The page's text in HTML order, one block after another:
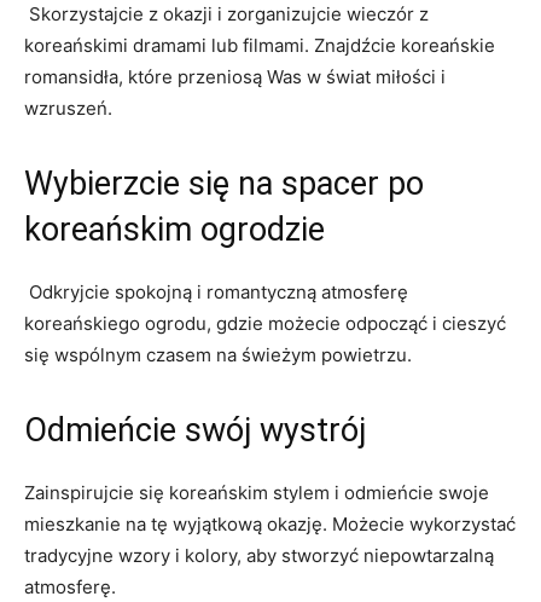
​ Skorzystajcie z okazji i zorganizujcie wieczór z
koreańskimi dramami ⁣lub‌ filmami. ⁢Znajdźcie koreańskie​
romansidła, które przeniosą Was w świat miłości i
wzruszeń.
Wybierzcie się na spacer po
koreańskim ogrodzie
⁣ Odkryjcie spokojną i romantyczną atmosferę
koreańskiego ogrodu, gdzie‌ możecie⁣ odpocząć i cieszyć
się wspólnym czasem na świeżym powietrzu.
Odmieńcie swój wystrój
Zainspirujcie się koreańskim stylem i odmieńcie swoje
mieszkanie na tę wyjątkową ​okazję. Możecie⁣ wykorzystać
tradycyjne wzory i ‌kolory, aby‍ stworzyć niepowtarzalną
atmosferę.